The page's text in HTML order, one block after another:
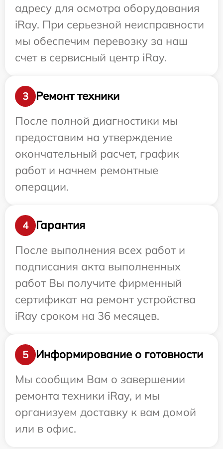
адресу для осмотра оборудования
iRay. При серьезной неисправности
мы обеспечим перевозку за наш
счет в сервисный центр iRay.
3
Ремонт техники
После полной диагностики мы
предоставим на утверждение
окончательный расчет, график
работ и начнем ремонтные
операции.
4
Гарантия
После выполнения всех работ и
подписания акта выполненных
работ Вы получите фирменный
сертификат на ремонт устройства
iRay сроком на 36 месяцев.
5
Информирование о готовности
Мы сообщим Вам о завершении
ремонта техники iRay, и мы
организуем доставку к вам домой
или в офис.